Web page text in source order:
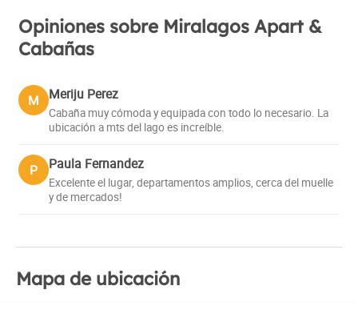
Opiniones sobre Miralagos Apart &
Cabañas
M Meriju Perez
Cabaña muy cómoda y equipada con todo lo necesario. La
ubicación a mts del lago es increíble.
P Paula Fernandez
Excelente el lugar, departamentos amplios, cerca del muelle
y de mercados!
Mapa de ubicación